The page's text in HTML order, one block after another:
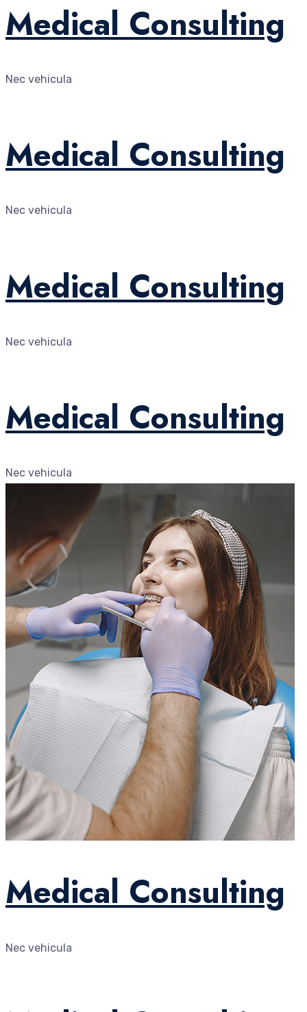
Medical Consulting
Nec vehicula
Medical Consulting
Nec vehicula
Medical Consulting
Nec vehicula
Medical Consulting
Nec vehicula
Medical Consulting
Nec vehicula